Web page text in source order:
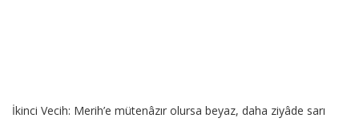
İkinci Vecih: Merih’e mütenâzır olursa beyaz, daha ziyâde sarı